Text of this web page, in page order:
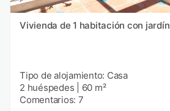
Vivienda de 1 habitación con jardín
Tipo de alojamiento: Casa
2 huéspedes
60 m²
Comentarios: 7